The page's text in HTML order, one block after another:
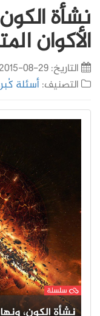
نشأة
الأكوان
التاريخ:29-08-2015
التصنيف:أسئلة